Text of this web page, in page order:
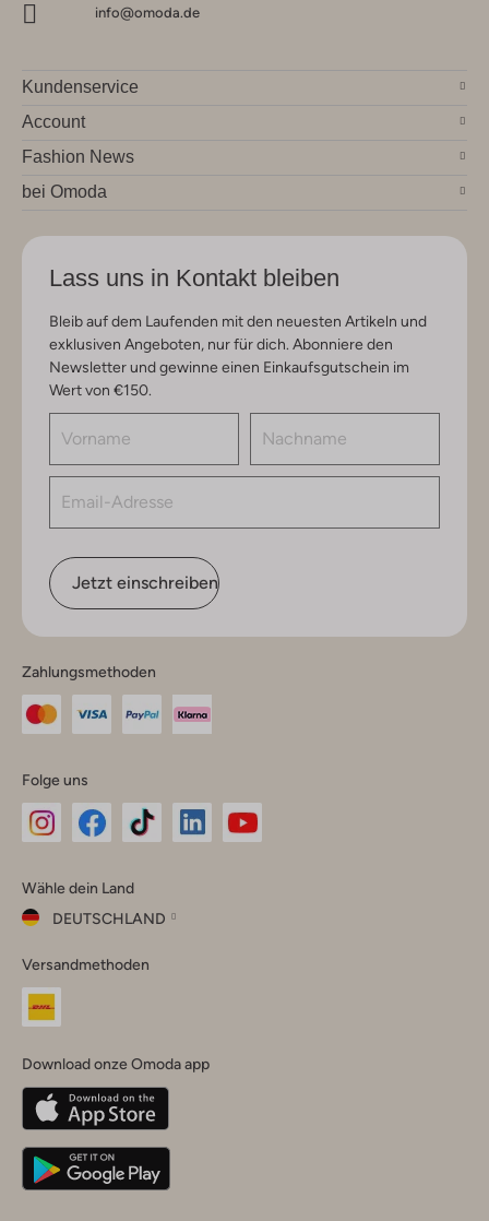
info@omoda.de
Kundenservice
Account
Fashion News
bei Omoda
Lass uns in Kontakt bleiben
Bleib auf dem Laufenden mit den neuesten Artikeln und
exklusiven Angeboten, nur für dich. Abonniere den
Newsletter und gewinne einen Einkaufsgutschein im
Wert von €150.
Jetzt einschreiben
Zahlungsmethoden
Folge uns
Instagram
Facebook
TikTok
Wähle dein Land
DEUTSCHLAND
dein
Land
Belgique(Français)
Deutschland
Versandmethoden
Download onze Omoda app